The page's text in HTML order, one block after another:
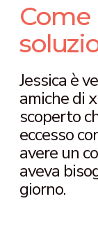
Come
Jessica è
amiche di
scoperto
eccesso
avere un
aveva
giorno.